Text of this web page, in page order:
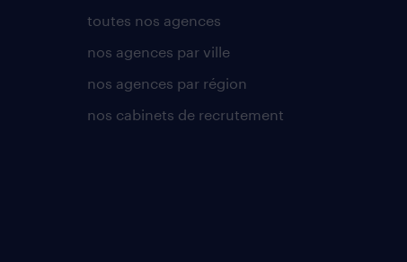
toutes nos agences
nos agences par ville
nos agences par région
nos cabinets de recrutement